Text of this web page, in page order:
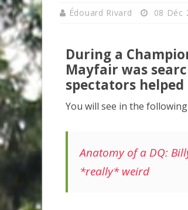
Édouard Rivard 08 Déc
During a
Mayfair was
spectators
You will see in the
Anatomy of a DQ:
*really* weird